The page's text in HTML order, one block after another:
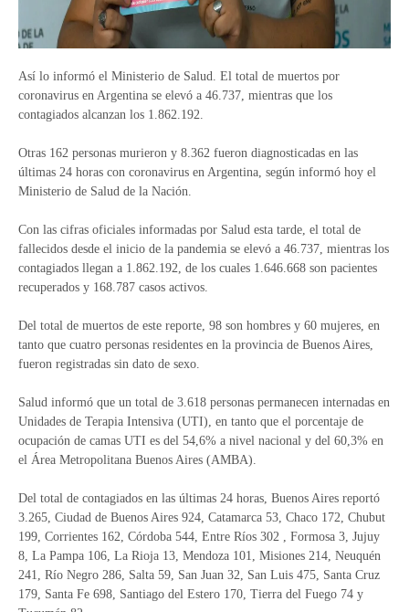
Así lo informó el Ministerio de Salud. El total de muertos por
coronavirus en Argentina se elevó a 46.737, mientras que los
contagiados alcanzan los 1.862.192.
Otras 162 personas murieron y 8.362 fueron diagnosticadas en las
últimas 24 horas con coronavirus en Argentina, según informó hoy el
Ministerio de Salud de la Nación.
Con las cifras oficiales informadas por Salud esta tarde, el total de
fallecidos desde el inicio de la pandemia se elevó a 46.737, mientras los
contagiados llegan a 1.862.192, de los cuales 1.646.668 son pacientes
recuperados y 168.787 casos activos.
Del total de muertos de este reporte, 98 son hombres y 60 mujeres, en
tanto que cuatro personas residentes en la provincia de Buenos Aires,
fueron registradas sin dato de sexo.
Salud informó que un total de 3.618 personas permanecen internadas en
Unidades de Terapia Intensiva (UTI), en tanto que el porcentaje de
ocupación de camas UTI es del 54,6% a nivel nacional y del 60,3% en
el Área Metropolitana Buenos Aires (AMBA).
Del total de contagiados en las últimas 24 horas, Buenos Aires reportó
3.265, Ciudad de Buenos Aires 924, Catamarca 53, Chaco 172, Chubut
199, Corrientes 162, Córdoba 544, Entre Ríos 302 , Formosa 3, Jujuy
8, La Pampa 106, La Rioja 13, Mendoza 101, Misiones 214, Neuquén
241, Río Negro 286, Salta 59, San Juan 32, San Luis 475, Santa Cruz
179, Santa Fe 698, Santiago del Estero 170, Tierra del Fuego 74 y